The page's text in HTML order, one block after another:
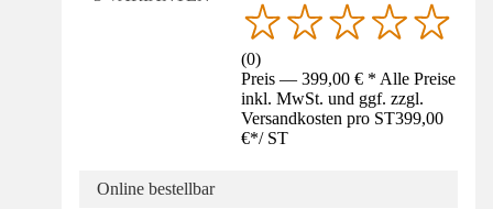
(0)
Preis — 399,00 € * Alle Preise
inkl. MwSt. und ggf. zzgl.
Versandkosten pro ST399,00
€*/ ST
Online bestellbar